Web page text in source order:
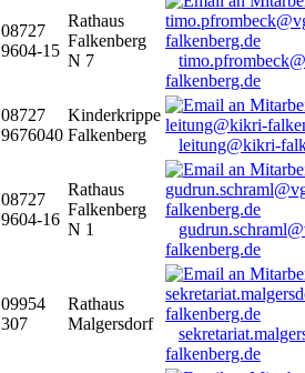
08727
9604-15
Rathaus
Falkenberg
N 7
falkenberg.de
08727
9676040
Kinderkrippe
Falkenberg
leitung@kikri-
08727
9604-16
Rathaus
Falkenberg
N 1
falkenberg.de
09954
307
Rathaus
Malgersdorf
falkenberg.de